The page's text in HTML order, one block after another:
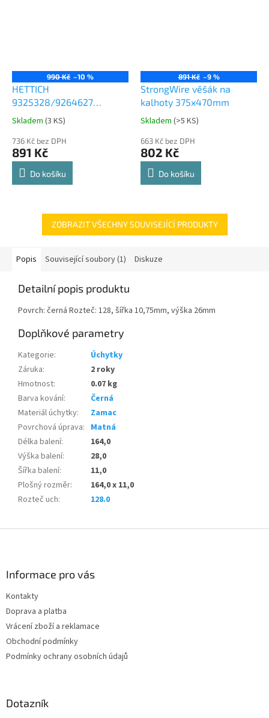
990 Kč –10 %
HETTICH
9325328/9264627
Comfort Spin 360° otočná
police 8kg
Průměrné
produktu
je
4,8
Skladem (3 KS)
736 Kč bez DPH
891 Kč
Do košíku
891 Kč –9 %
StrongWire věšák na
kalhoty 375x470mm
Průměrné
produktu
je
4,8
Skladem (>5 KS)
663 Kč bez DPH
802 Kč
Do košíku
ZOBRAZIT VŠECHNY SOUVISEJÍCÍ PRODUKTY
Popis Související soubory (1) Diskuze
Detailní popis produktu
Povrch: černá Rozteč: 128, šířka 10,75mm, výška 26mm
Doplňkové parametry
Kategorie:
Úchytky
Záruka:
2 roky
Hmotnost:
0.07 kg
Barva kování:
Černá
Materiál úchytky:
Zamac
Povrchová úprava: Matná
Délka balení:
164,0
Výška balení:
28,0
Šířka balení:
11,0
Plošný rozměr:
164,0 x 11,0
Rozteč uch: 128.0
Informace pro vás
Kontakty
Doprava a platba
Vrácení zboží a reklamace
Obchodní podmínky
Podmínky ochrany osobních údajů
Dotazník